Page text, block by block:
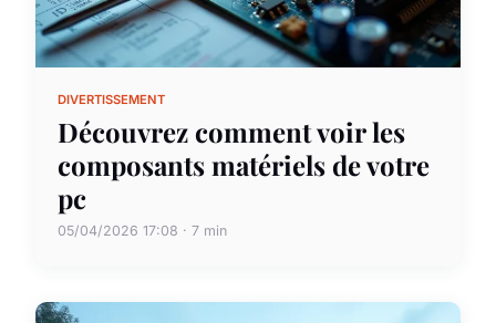
DIVERTISSEMENT
Découvrez comment voir les
composants matériels de votre
pc
05/04/2026 17:08 · 7 min